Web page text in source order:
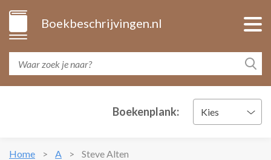
Boekbeschrijvingen.nl
Boekenplank: Kies
Home A Steve Alten